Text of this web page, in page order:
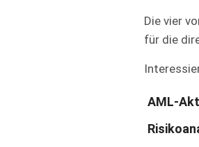
Die vier
für die
AML-